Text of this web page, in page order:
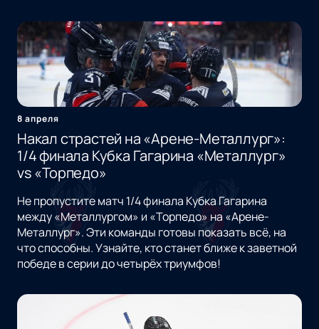
8 апреля
Накал страстей на «Арене-Металлург»:
1/4 финала Кубка Гагарина «Металлург»
vs «Торпедо»
Не пропустите матч 1/4 финала Кубка Гагарина
между «Металлургом» и «Торпедо» на «Арене-
Металлург». Эти команды готовы показать всё, на
что способны. Узнайте, кто станет ближе к заветной
победе в серии до четырёх триумфов!